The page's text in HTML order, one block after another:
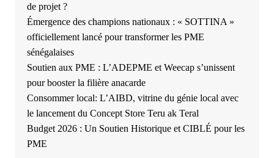
de projet ?
Émergence des champions nationaux : « SOTTINA »
officiellement lancé pour transformer les PME
sénégalaises
Soutien aux PME : L’ADEPME et Weecap s’unissent
pour booster la filière anacarde
Consommer local: L’AIBD, vitrine du génie local avec
le lancement du Concept Store Teru ak Teral
Budget 2026 : Un Soutien Historique et CIBLÉ pour les
PME